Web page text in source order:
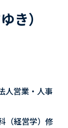
き）
人営業・人事
（経営学）修